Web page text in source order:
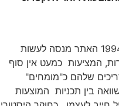
אתר תורפורלס הינו מיזם שהוקם ב-1994 האתר מנסה לעשות
המציעות כמעט אין סוף
שלהם כ"מומחים"
בין תכניות המוצעות